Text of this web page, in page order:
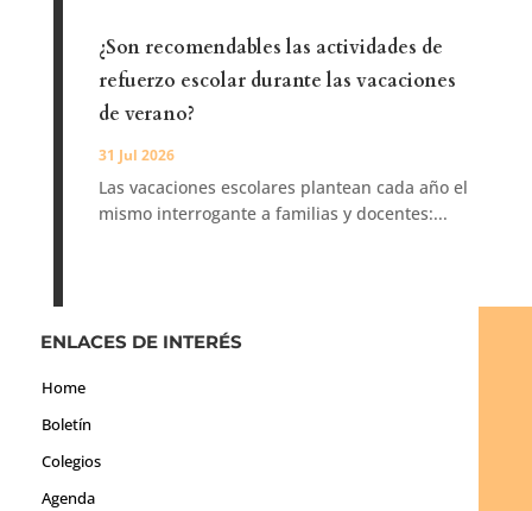
¿Son recomendables las actividades de
refuerzo escolar durante las vacaciones
de verano?
31 Jul 2026
Las vacaciones escolares plantean cada año el
mismo interrogante a familias y docentes:...
ENLACES DE INTERÉS
Home
Boletín
Colegios
Agenda